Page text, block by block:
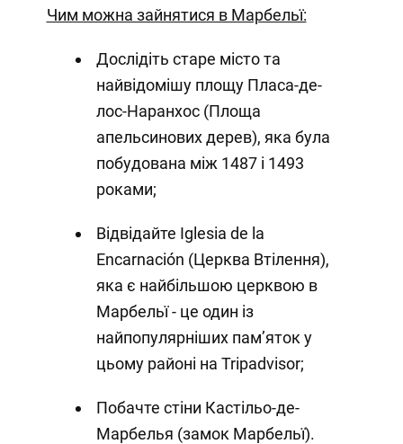
Чим можна зайнятися в Марбельї:
Дослідіть старе місто та
найвідомішу площу Пласа-де-
лос-Наранхос (Площа
апельсинових дерев), яка була
побудована між 1487 і 1493
роками;
Відвідайте Iglesia de la
Encarnación (Церква Втілення),
яка є найбільшою церквою в
Марбельї - це один із
найпопулярніших пам’яток у
цьому районі на Tripadvisor;
Побачте стіни Кастільо-де-
Марбелья (замок Марбельї).